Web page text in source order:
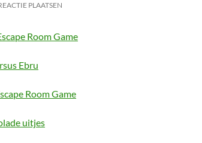
PLAATSEN
Room Game
Ebru
Room Game
uitjes